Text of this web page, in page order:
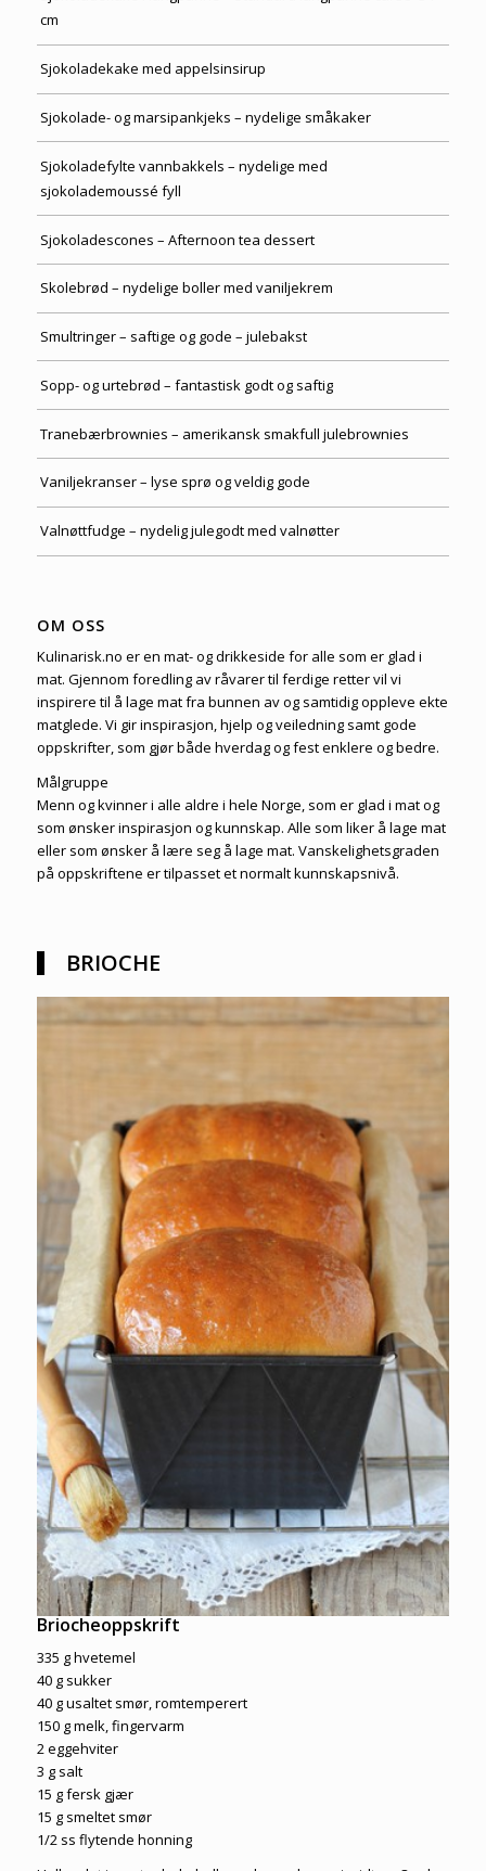
cm
Sjokoladekake med appelsinsirup
Sjokolade- og marsipankjeks – nydelige småkaker
Sjokoladefylte vannbakkels – nydelige med
sjokolademoussé fyll
Sjokoladescones – Afternoon tea dessert
Skolebrød – nydelige boller med vaniljekrem
Smultringer – saftige og gode – julebakst
Sopp- og urtebrød – fantastisk godt og saftig
Tranebærbrownies – amerikansk smakfull julebrownies
Vaniljekranser – lyse sprø og veldig gode
Valnøttfudge – nydelig julegodt med valnøtter
OM OSS
Kulinarisk.no er en mat- og drikkeside for alle som er glad i
mat. Gjennom foredling av råvarer til ferdige retter vil vi
inspirere til å lage mat fra bunnen av og samtidig oppleve ekte
matglede. Vi gir inspirasjon, hjelp og veiledning samt gode
oppskrifter, som gjør både hverdag og fest enklere og bedre.
Målgruppe
Menn og kvinner i alle aldre i hele Norge, som er glad i mat og
som ønsker inspirasjon og kunnskap. Alle som liker å lage mat
eller som ønsker å lære seg å lage mat. Vanskelighetsgraden
på oppskriftene er tilpasset et normalt kunnskapsnivå.
BRIOCHE
Briocheoppskrift
335 g hvetemel
40 g sukker
40 g usaltet smør, romtemperert
150 g melk, fingervarm
2 eggehviter
3 g salt
15 g fersk gjær
15 g smeltet smør
1/2 ss flytende honning